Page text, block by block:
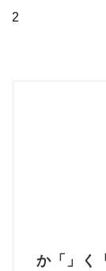
2
か「」く